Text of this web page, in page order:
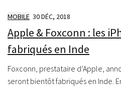
MOBILE 30 DÉC, 2018
Apple & Foxconn : les
fabriqués en Inde
Foxconn, prestataire d’Apple,
seront bientôt fabriqués en Inde.